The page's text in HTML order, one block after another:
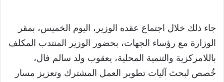
جاء ذلك خلال اجتماع عقده الوزير، اليوم الخميس، بمقر
الوزارة مع رؤساء الجهات، بحضور الوزير المنتدب المكلف
باللامركزية والتنمية المحلية، يعقوب ولد سالم فال،
خُصص لبحث آليات تطوير العمل المشترك وتعزيز مسار